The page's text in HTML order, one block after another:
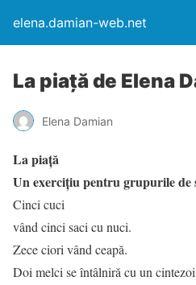
elena.damian-web.net
La piaţă de Elena
Elena Damian
La piaţă
Un exerciţiu pentru grupurile de
Cinci cuci
vând cinci saci cu nuci.
Zece ciori vând ceapă.
Doi melci se întâlniră cu un